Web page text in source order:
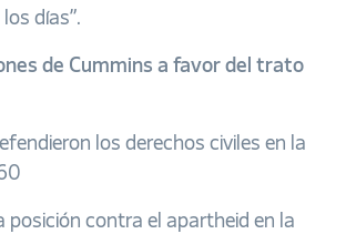
días”.
de Cummins a favor del trato
los derechos civiles en la
posición contra el apartheid en la